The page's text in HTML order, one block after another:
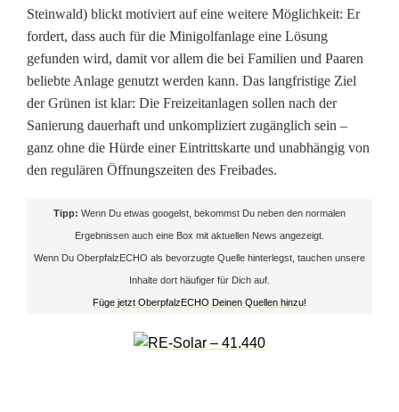
p
o
r
t
f
c
Steinwald) blickt motiviert auf eine weitere Möglichkeit: Er
fordert, dass auch für die Minigolfanlage eine Lösung
gefunden wird, damit vor allem die bei Familien und Paaren
beliebte Anlage genutzt werden kann. Das langfristige Ziel
der Grünen ist klar: Die Freizeitanlagen sollen nach der
Sanierung dauerhaft und unkompliziert zugänglich sein –
ganz ohne die Hürde einer Eintrittskarte und unabhängig von
den regulären Öffnungszeiten des Freibades.
Tipp: Wenn Du etwas googelst, bekommst Du neben den normalen
Ergebnissen auch eine Box mit aktuellen News angezeigt.
Wenn Du OberpfalzECHO als bevorzugte Quelle hinterlegst, tauchen unsere
Inhalte dort häufiger für Dich auf.
Füge jetzt OberpfalzECHO Deinen Quellen hinzu!